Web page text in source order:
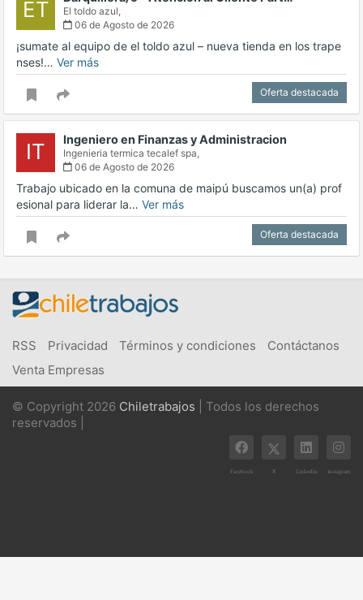
ET
El toldo azul,
06 de Agosto de 2026
¡sumate al equipo de el toldo azul – nueva tienda en los trape
nses!… Ver más
Oferta destacada
IT Ingeniero en Finanzas y Administracion
Ingenieria termica tecalef spa,
06 de Agosto de 2026
Trabajo ubicado en la comuna de maipú buscamos un(a) prof
esional para liderar la… Ver más
Oferta destacada
RSS Privacidad Términos y condiciones
Contáctanos
Venta Empresas
© Copyright 2026 Chiletrabajos | Todos los derechos
reservados |
Facebook X Linkedin Instagram